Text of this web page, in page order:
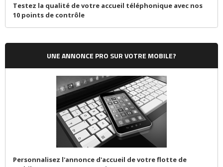
Testez la qualité de votre accueil téléphonique avec nos
10 points de contrôle
UNE ANNONCE PRO SUR VOTRE MOBILE?
Personnalisez l'annonce d'accueil de votre flotte de